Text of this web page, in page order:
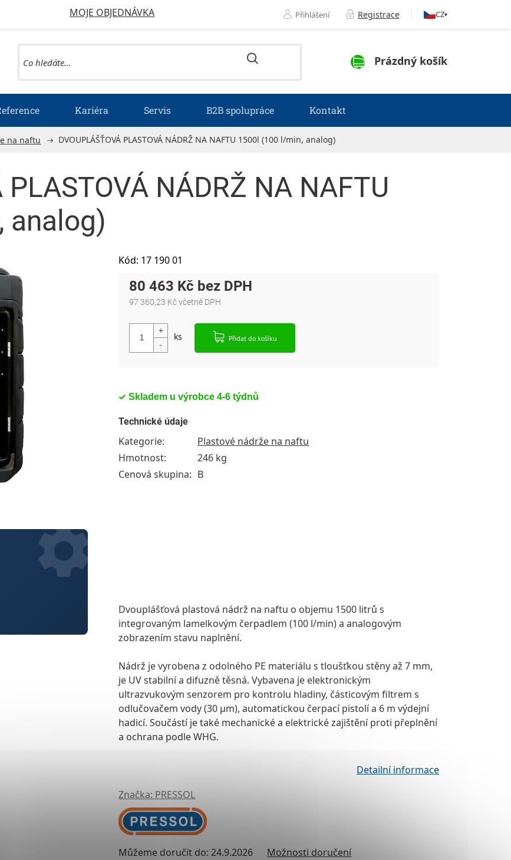
MOJE OBJEDNÁVKA Přihlášení Registrace CZ▾
NÁKUPNÍ KOŠÍK
Prázdný košík
Kariéra Servis B2B spolupráce Kontakt
na naftu DVOUPLÁŠŤOVÁ PLASTOVÁ NÁDRŽ NA NAFTU 1500l (100 l/min, analog)
PLASTOVÁ NÁDRŽ NA NAFTU
analog)
Dvouplášťová plastová nádrž na naftu o objemu 1500 litrů s
integrovaným lamelkovým čerpadlem (100 l/min) a analogovým
zobrazením stavu naplnění.
Nádrž je vyrobena z odolného PE materiálu s tloušťkou stěny až 7 mm,
je UV stabilní a difuzně těsná. Vybavena je elektronickým
ultrazvukovým senzorem pro kontrolu hladiny, částicovým filtrem s
odlučovačem vody(30 µm), automatickou čerpací pistolí a 6 m výdejní
hadicí. Součástí je také mechanické a elektrické zajištění proti přeplnění
a ochrana podle WHG.
Detailní informace
Skladem u výrobce 4-6 týdnů
Značka: PRESSOL
Můžeme doručit do: 24.9.2026 Možnosti doručení
80 463 Kč
97 360,23 Kč včetně DPH
Přidat do košíku
Kód: 17 190 01
Technické údaje
Kategorie:
Plastové nádrže na naftu
Hmotnost:
246 kg
Cenová skupina: B